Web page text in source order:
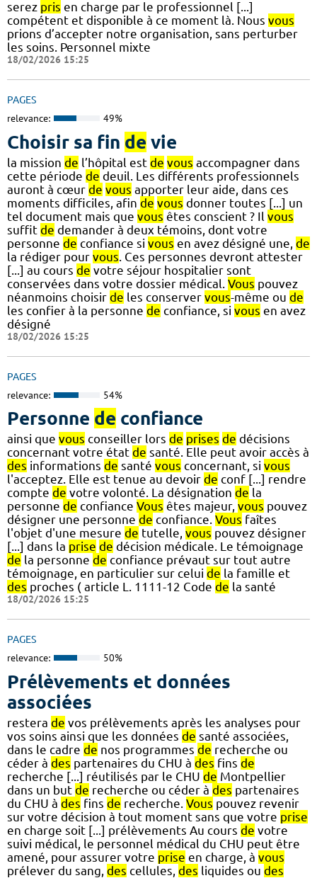
serez pris en charge par le professionnel [...]
compétent et disponible à ce moment là. Nous vous
prions d’accepter notre organisation, sans perturber
les soins. Personnel mixte
18/02/2026 15:25
PAGES
relevance: 49%
Choisir sa fin de vie
la mission de l’hôpital est de vous accompagner dans
cette période de deuil. Les différents professionnels
auront à cœur de vous apporter leur aide, dans ces
moments difficiles, afin de vous donner toutes [...] un
tel document mais que vous êtes conscient ? Il vous
suffit de demander à deux témoins, dont votre
personne de confiance si vous en avez désigné une, de
la rédiger pour vous . Ces personnes devront attester
[...] au cours de votre séjour hospitalier sont
conservées dans votre dossier médical. Vous pouvez
néanmoins choisir de les conserver vous-même ou de
les confier à la personne de confiance, si vous en avez
désigné
18/02/2026 15:25
PAGES
relevance: 54%
Personne de confiance
ainsi que vous conseiller lors de prises de décisions
concernant votre état de santé. Elle peut avoir accès à
des informations de santé vous concernant, si vous
l'acceptez. Elle est tenue au devoir de conf [...] rendre
compte de votre volonté. La désignation de la
personne de confiance Vous êtes majeur, vous pouvez
désigner une personne de confiance. Vous faîtes
l'objet d'une mesure de tutelle, vous pouvez désigner
[...] dans la prise de décision médicale. Le témoignage
de la personne de confiance prévaut sur tout autre
témoignage, en particulier sur celui de la famille et
des proches ( article L. 1111-12 Code de la santé
18/02/2026 15:25
PAGES
relevance: 50%
Prélèvements et données
associées
restera de vos prélèvements après les analyses pour
vos soins ainsi que les données de santé associées,
dans le cadre de nos programmes de recherche ou
céder à des partenaires du CHU à des fins de
recherche [...] réutilisés par le CHU de Montpellier
dans un but de recherche ou céder à des partenaires
du CHU à des fins de recherche. Vous pouvez revenir
sur votre décision à tout moment sans que votre prise
en charge soit [...] prélèvements Au cours de votre
suivi médical, le personnel médical du CHU peut être
amené, pour assurer votre prise en charge, à vous
prélever du sang, des cellules, des liquides ou des